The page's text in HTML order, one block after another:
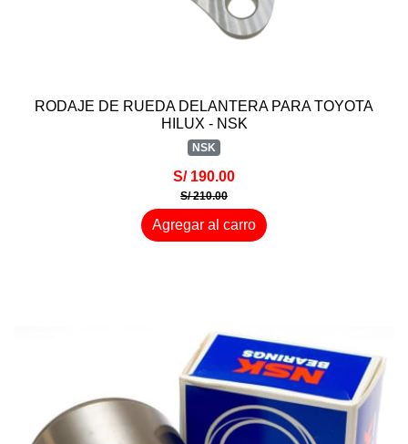
RODAJE DE RUEDA DELANTERA PARA TOYOTA
HILUX - NSK
NSK
S/ 190.00
S/ 210.00
Agregar al carro